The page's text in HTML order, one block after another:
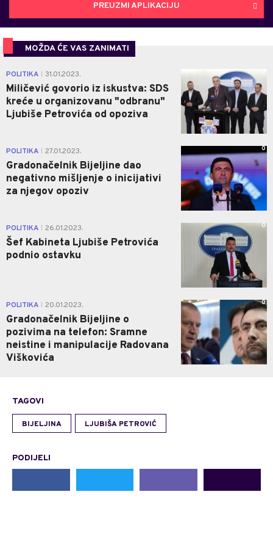
PREUZMI APLIKACIJU
MOŽDA ĆE VAS ZANIMATI
POLITIKA 31.01.2023.
Miličević govorio iz iskustva: SDS
kreće u organizovanu "odbranu"
Ljubiše Petrovića od opoziva
POLITIKA 27.01.2023.
Gradonačelnik Bijeljine dao
negativno mišljenje o inicijativi
za njegov opoziv
0
POLITIKA 26.01.2023.
Šef Kabineta Ljubiše Petrovića
podnio ostavku
0
POLITIKA 20.01.2023.
Gradonačelnik Bijeljine o
pozivima na telefon: Sramne
neistine i manipulacije Radovana
Viškovića
0
TAGOVI
BIJELJINA LJUBIŠA PETROVIĆ
PODIJELI